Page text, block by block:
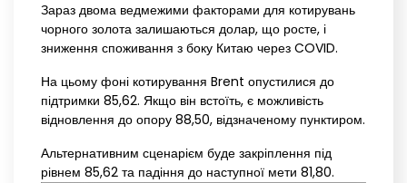
Зараз двома ведмежими факторами для котирувань
чорного золота залишаються долар, що росте, і
зниження споживання з боку Китаю через COVID.
На цьому фоні котирування Brent опустилися до
підтримки 85,62. Якщо він встоїть, є можливість
відновлення до опору 88,50, відзначеному пунктиром.
Альтернативним сценарієм буде закріплення під
рівнем 85,62 та падіння до наступної мети 81,80.